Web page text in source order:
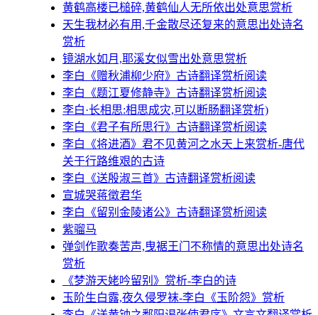
黄鹤高楼已槌碎,黄鹤仙人无所依出处意思赏析
天生我材必有用,千金散尽还复来的意思出处诗名
赏析
镜湖水如月,耶溪女似雪出处意思赏析
李白《赠秋浦柳少府》古诗翻译赏析阅读
李白《题江夏修静寺》古诗翻译赏析阅读
李白·长相思:相思成灾,可以断肠翻译赏析)
李白《君子有所思行》古诗翻译赏析阅读
李白《将进酒》君不见黄河之水天上来赏析-唐代
关于行路维艰的古诗
李白《送殷淑三首》古诗翻译赏析阅读
宣城哭蒋徵君华
李白《留别金陵诸公》古诗翻译赏析阅读
紫骝马
弹剑作歌奏苦声,曳裾王门不称情的意思出处诗名
赏析
《梦游天姥吟留别》赏析-李白的诗
玉阶生白露,夜久侵罗袜-李白《玉阶怨》赏析